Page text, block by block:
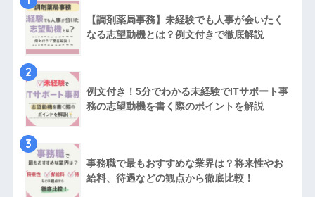
【調剤薬局事務】未経験でも人事が会いたく
なる志望動機とは？例文付きで徹底解説
2
例文付き！5分でわかる未経験でITサポート事
務の志望動機を書く際のポイントを解説
3
事務職で最もおすすめな業界は？将来性やお
給料、待遇などの観点から徹底比較！